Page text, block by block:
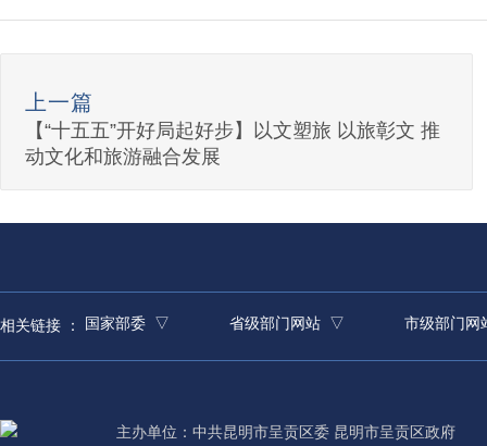
上一篇
【“十五五”开好局起好步】以文塑旅 以旅彰文 推
动文化和旅游融合发展
相关链接 ： 国家部委 ▽ 省级部门网站 ▽ 市级部门
主办单位：中共昆明市呈贡区委 昆明市呈贡区政府